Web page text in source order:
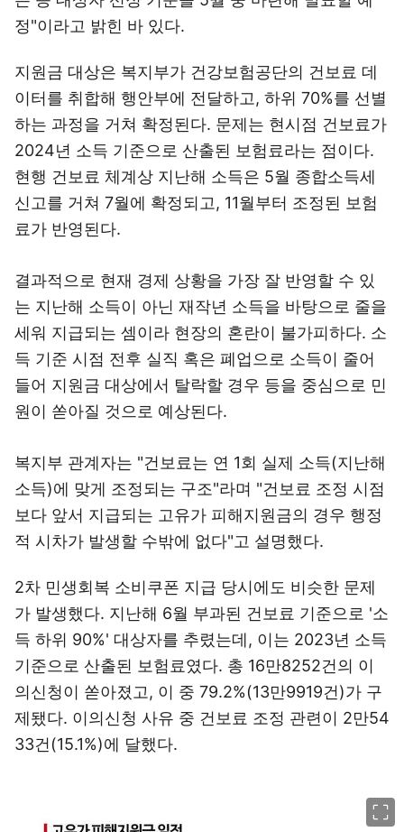
정"이라고 밝힌 바 있다.
지원금 대상은 복지부가 건강보험공단의 건보료 데
이터를 취합해 행안부에 전달하고, 하위 70%를 선별
하는 과정을 거쳐 확정된다. 문제는 현시점 건보료가
2024년 소득 기준으로 산출된 보험료라는 점이다.
현행 건보료 체계상 지난해 소득은 5월 종합소득세
신고를 거쳐 7월에 확정되고, 11월부터 조정된 보험
료가 반영된다.
결과적으로 현재 경제 상황을 가장 잘 반영할 수 있
는 지난해 소득이 아닌 재작년 소득을 바탕으로 줄을
세워 지급되는 셈이라 현장의 혼란이 불가피하다. 소
득 기준 시점 전후 실직 혹은 폐업으로 소득이 줄어
들어 지원금 대상에서 탈락할 경우 등을 중심으로 민
원이 쏟아질 것으로 예상된다.
복지부 관계자는 "건보료는 연 1회 실제 소득(지난해
소득)에 맞게 조정되는 구조"라며 "건보료 조정 시점
보다 앞서 지급되는 고유가 피해지원금의 경우 행정
적 시차가 발생할 수밖에 없다"고 설명했다.
2차 민생회복 소비쿠폰 지급 당시에도 비슷한 문제
가 발생했다. 지난해 6월 부과된 건보료 기준으로 '소
득 하위 90%' 대상자를 추렸는데, 이는 2023년 소득
기준으로 산출된 보험료였다. 총 16만8252건의 이
의신청이 쏟아졌고, 이 중 79.2%(13만9919건)가 구
제됐다. 이의신청 사유 중 건보료 조정 관련이 2만54
33건(15.1%)에 달했다.